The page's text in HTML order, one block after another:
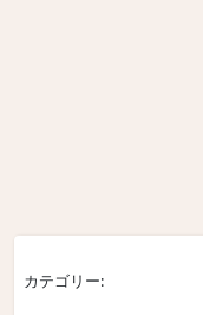
カテゴリー: